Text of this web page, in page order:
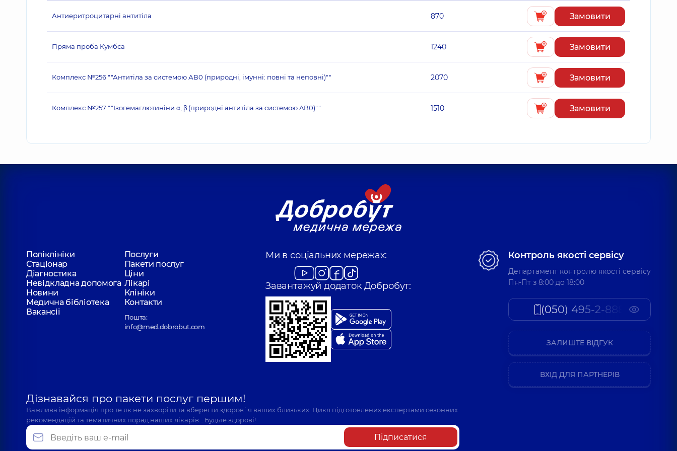
Антиеритроцитарні антитіла 870 Замовити
Пряма проба Кумбса 1240 Замовити
Комплекс №256 ""Антитіла за системою АВ0 (природні, імунні: повні та неповні)"" 2070 Замовити
Комплекс №257 ""Ізогемаглютиніни α, β (природні антитіла за системою AB0)"" 1510 Замовити
Поліклініки
Послуги
Стаціонар
Пакети послуг
Діагностика
Ціни
Невідкладна допомога Лікарі
Новини
Клініки
Медична бібліотека
Контакти
Вакансії
Пошта:
info@med.dobrobut.com
Ми в соціальних мережах:
Завантажуй додаток Добробут:
Дізнавайся про пакети послуг першим!
Важлива інформація про те як не захворіти та вберегти здоров`я ваших близьких. Цикл підготовлених експертами сезонних
рекомендацій та тематичних порад наших лікарів… Будьте здорові!
Підписатися
Контроль якості сервісу
Департамент контролю якості сервісу
Пн-Пт з 8:00 до 18:00
(050) 495-2-888
ЗАЛИШТЕ ВІДГУК
ВХІД ДЛЯ ПАРТНЕРІВ